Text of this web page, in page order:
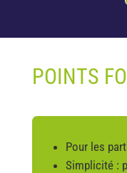
POINTS
Pour les
Simplicité :